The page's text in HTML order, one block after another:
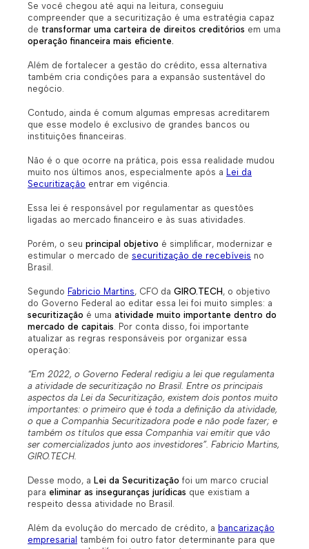
Se você chegou até aqui na leitura, conseguiu
compreender que a securitização é uma estratégia capaz
de transformar uma carteira de direitos creditórios em uma
operação financeira mais eficiente.
Além de fortalecer a gestão do crédito, essa alternativa
também cria condições para a expansão sustentável do
negócio.
Contudo, ainda é comum algumas empresas acreditarem
que esse modelo é exclusivo de grandes bancos ou
instituições financeiras.
Não é o que ocorre na prática, pois essa realidade mudou
muito nos últimos anos, especialmente após a Lei da
Securitização entrar em vigência.
Essa lei é responsável por regulamentar as questões
ligadas ao mercado financeiro e às suas atividades.
Porém, o seu principal objetivo é simplificar, modernizar e
estimular o mercado de securitização de recebíveis no
Brasil.
Segundo Fabricio Martins, CFO da GIRO.TECH , o objetivo
do Governo Federal ao editar essa lei foi muito simples: a
securitização é uma atividade muito importante dentro do
mercado de capitais. Por conta disso, foi importante
atualizar as regras responsáveis por organizar essa
operação:
“Em 2022, o Governo Federal redigiu a lei que regulamenta
a atividade de securitização no Brasil. Entre os principais
aspectos da Lei da Securitização, existem dois pontos muito
importantes: o primeiro que é toda a definição da atividade,
o que a Companhia Securitizadora pode e não pode fazer; e
também os títulos que essa Companhia vai emitir que vão
ser comercializados junto aos investidores”. Fabricio Martins,
GIRO.TECH.
Desse modo, a Lei da Securitização foi um marco crucial
para eliminar as inseguranças jurídicas que existiam a
respeito dessa atividade no Brasil.
Além da evolução do mercado de crédito, a bancarização
empresarial também foi outro fator determinante para que